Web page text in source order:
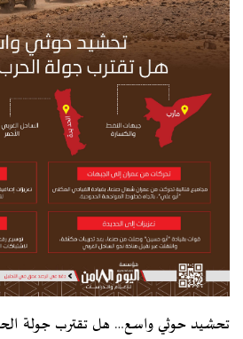
تحشيد حوثي واسع… هل تقترب جولة